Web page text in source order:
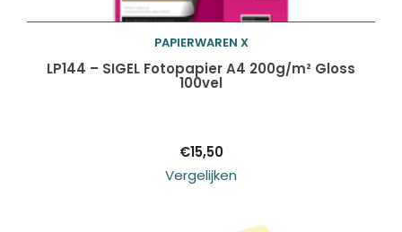
Toevoegen aan
PAPIERWAREN X
LP144 – SIGEL Fotopapier A4 200g/m² Gloss
100vel
€15,50
Vergelijken